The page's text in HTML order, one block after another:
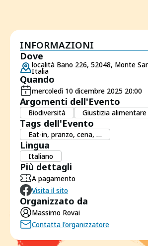
INFORMAZIONI
Dove
località Bano 226, 52048, Monte
Italia
Quando
mercoledì 10 dicembre 2025 20:00
Argomenti dell'Evento
Biodiversità Giustizia alimentare
Tags dell'Evento
Eat-in, pranzo, cena, …
Lingua
Italiano
Più dettagli
A pagamento
Visita il sito
Organizzato da
Massimo Rovai
Contatta l'organizzatore